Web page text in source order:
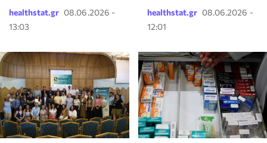
healthstat.gr 08.06.2026 -
13:03
healthstat.gr 08.06.2026 -
12:01